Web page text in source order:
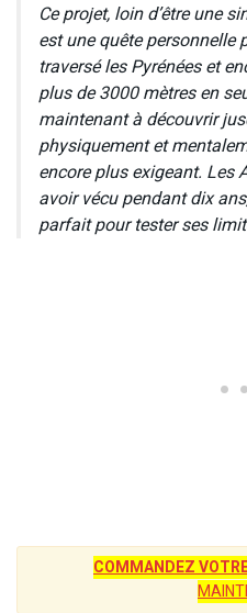
Ce projet, loin d’être une
est une quête personnelle
traversé les Pyrénées et
plus de 3000 mètres en
maintenant à découvrir
physiquement et
encore plus exigeant. Les
avoir vécu pendant dix
parfait pour tester ses
COMMANDEZ